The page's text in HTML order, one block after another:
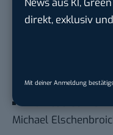
direkt, exklusiv
Mit deiner Anmeldung
Quelle
Auch interessant:
Homescreen!
Michael